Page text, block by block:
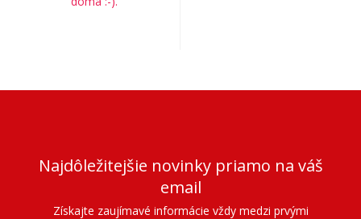
Najdôležitejšie novinky priamo na váš
email
Získajte zaujímavé informácie vždy medzi prvými